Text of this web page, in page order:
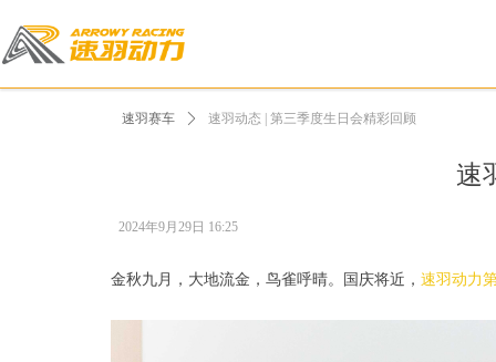
速
速羽赛车 ꄲ 速羽动态 | 第三季度生日会精彩回顾
金秋九月，大地流金，鸟雀呼晴。国庆将近， 速羽动力
2024年9月29日 16:25